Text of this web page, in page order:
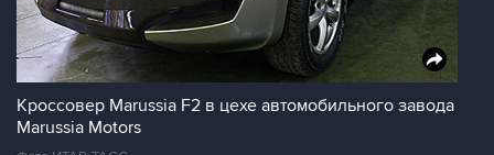
Кроссовер Marussia F2 в цехе автомобильного завода
Marussia Motors